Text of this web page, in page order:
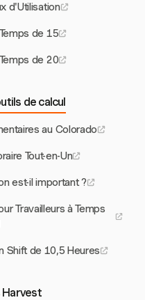
d'Utilisation
de 15
de 20
de calcul
au Colorado
Tout-en-Un
est-il important ?
Travailleurs à Temps
Shift de 10,5 Heures